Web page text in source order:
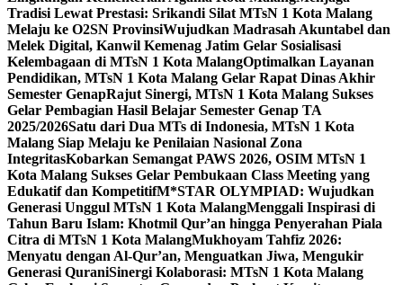
Tradisi Lewat Prestasi: Srikandi Silat MTsN 1 Kota Malang
Melaju ke O2SN ProvinsiWujudkan Madrasah Akuntabel dan
Melek Digital, Kanwil Kemenag Jatim Gelar Sosialisasi
Kelembagaan di MTsN 1 Kota MalangOptimalkan Layanan
Pendidikan, MTsN 1 Kota Malang Gelar Rapat Dinas Akhir
Semester GenapRajut Sinergi, MTsN 1 Kota Malang Sukses
Gelar Pembagian Hasil Belajar Semester Genap TA
2025/2026Satu dari Dua MTs di Indonesia, MTsN 1 Kota
Malang Siap Melaju ke Penilaian Nasional Zona
IntegritasKobarkan Semangat PAWS 2026, OSIM MTsN 1
Kota Malang Sukses Gelar Pembukaan Class Meeting yang
Edukatif dan KompetitifM*STAR OLYMPIAD: Wujudkan
Generasi Unggul MTsN 1 Kota MalangMenggali Inspirasi di
Tahun Baru Islam: Khotmil Qur’an hingga Penyerahan Piala
Citra di MTsN 1 Kota MalangMukhoyam Tahfiz 2026:
Menyatu dengan Al-Qur’an, Menguatkan Jiwa, Mengukir
Generasi QuraniSinergi Kolaborasi: MTsN 1 Kota Malang